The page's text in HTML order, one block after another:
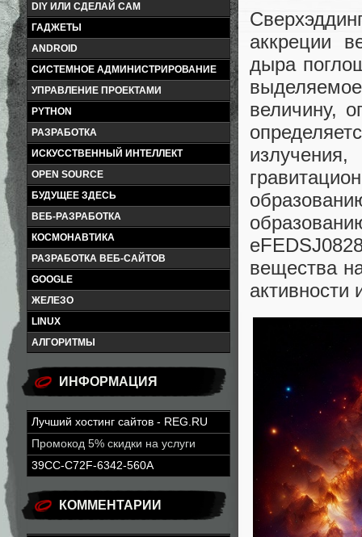
DIY ИЛИ СДЕЛАЙ САМ
ГАДЖЕТЫ
ANDROID
СИСТЕМНОЕ АДМИНИСТРИРОВАНИЕ
УПРАВЛЕНИЕ ПРОЕКТАМИ
PYTHON
РАЗРАБОТКА
ИСКУССТВЕННЫЙ ИНТЕЛЛЕКТ
OPEN SOURCE
БУДУЩЕЕ ЗДЕСЬ
ВЕБ-РАЗРАБОТКА
КОСМОНАВТИКА
РАЗРАБОТКА ВЕБ-САЙТОВ
GOOGLE
ЖЕЛЕЗО
LINUX
АЛГОРИТМЫ
ИНФОРМАЦИЯ
Лучший хостинг сайтов - REG.RU
Промокод 5% скидки на услуги
39CC-C72F-6342-560A
КОММЕНТАРИИ
аккреции
дыра
величину,
вещества
активности